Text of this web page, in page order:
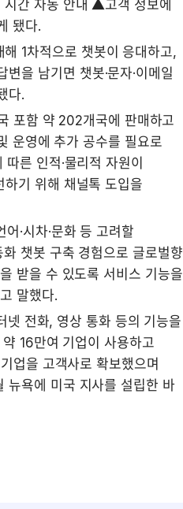
간 자동 안내 ▲고객 정보에
됐다.
1차적으로 챗봇이 응대하고,
을 남기면 챗봇·문자·이메일
다.
포함 약 202개국에 판매하고
운영에 추가 공수를 필요로
른 인적·물리적 자원이
기 위해 채널톡 도입을
·시차·문화 등 고려할
챗봇 구축 경험으로 글로벌향
받을 수 있도록 서비스 기능을
말했다.
넷 전화, 영상 통화 등의 기능을
16만여 기업이 사용하고
업을 고객사로 확보했으며
뉴욕에 미국 지사를 설립한 바